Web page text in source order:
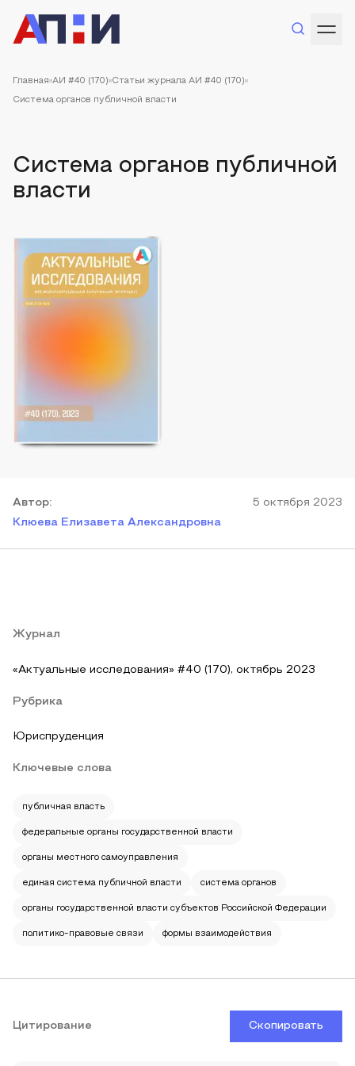
Главная АИ #40 (170) Статьи журнала АИ #40 (170)
Система органов публичной власти
Система органов публичной
власти
Автор:
Клюева Елизавета Александровна
5 октября 2023
Журнал
«Актуальные исследования» #40 (170), октябрь 2023
Рубрика
Юриспруденция
Ключевые слова
публичная власть
федеральные органы государственной власти
органы местного самоуправления
единая система публичной власти система органов
органы государственной власти субъектов Российской Федерации
политико-правовые связи формы взаимодействия
Цитирование Скопировать